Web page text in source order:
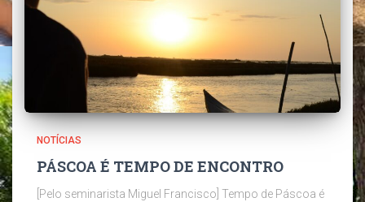
NOTÍCIAS
PÁSCOA É TEMPO DE ENCONTRO
[Pelo seminarista Miguel Francisco] Tempo de Páscoa é